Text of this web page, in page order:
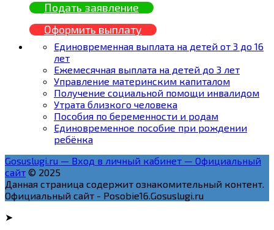
Подать заявление
Оформить выплату
Единовременная выплата на детей от 3 до 16
лет
Ежемесячная выплата на детей до 3 лет
Управление материнским капиталом
Получение социальной помощи инвалидом
Утрата близкого человека
Пособия по беременности и родам
Единовременное пособие при рождении
ребёнка
Gosuslugi.ru — Вход в личный кабинет — Официальный
сайт © 2025
Данная страница содержит ознакомительный контент.
Официальный сайт - Posobie16.Gosuslugi.ru
➤